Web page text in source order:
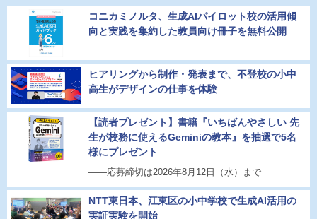
コニカミノルタ、生成AIパイロット校の活用傾
向と実践を集約した教員向け冊子を無料公開
ヒアリングから制作・発表まで、不登校の小中
高生がデザインの仕事を体験
【読者プレゼント】書籍『いちばんやさしい 先
生が校務に使えるGeminiの教本』を抽選で5名
様にプレゼント
――応募締切は2026年8月12日（水）まで
NTT東日本、江東区の小中学校で生成AI活用の
実証実験を開始